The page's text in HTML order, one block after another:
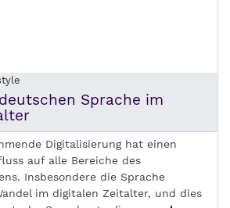
Sprache im
Digitalisierung hat einen
auf alle Bereiche des
Insbesondere die Sprache
im digitalen Zeitalter, und dies